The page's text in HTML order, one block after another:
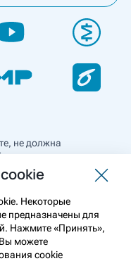
не должна
и лечения
врача. Перед
отпуска
Некоторые
предназначены для
Нажмите «Принять»,
можете
cookie